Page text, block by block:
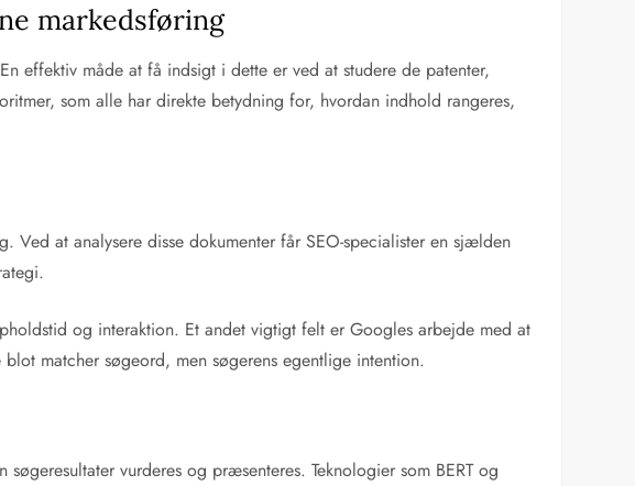
markedsføring
effektiv måde at få indsigt i dette er ved at studere de patenter,
som alle har direkte betydning for, hvordan indhold rangeres,
at analysere disse dokumenter får SEO-specialister en sjælden
og interaktion. Et andet vigtigt felt er Googles arbejde med at
matcher søgeord, men søgerens egentlige intention.
vurderes og præsenteres. Teknologier som BERT og